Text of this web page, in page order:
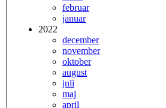
februar
januar
2022
december
november
oktober
august
juli
maj
april